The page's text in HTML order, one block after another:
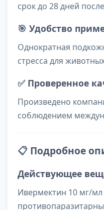
срок до 28 дней
🎯 Удобство
Однократная
стресса для
✅ Проверенное
Произведено
соблюдением
📋 Подробное
Действующее
Ивермектин 10 мг/